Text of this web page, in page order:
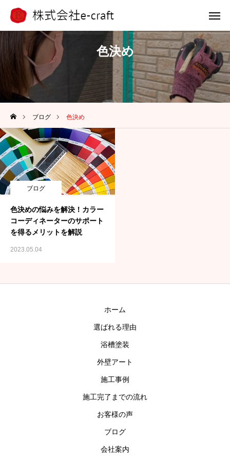
色決め
ブログ 色決め
ブログ
色決めの悩みを解決！カラー
コーディネーターのサポート
を得るメリットを解説
2023.05.04
ホーム
選ばれる理由
浴槽塗装
外壁アート
施工事例
施工完了までの流れ
お客様の声
ブログ
会社案内
電話 問合せ LINE 問合せ
メール 問合せ
ホーム
選ばれる理由
浴槽塗装
外壁アート
会社案内
お問い合わせ